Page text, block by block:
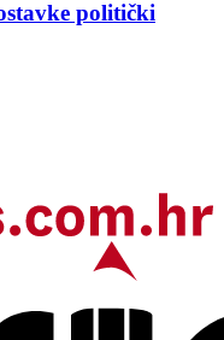
politički